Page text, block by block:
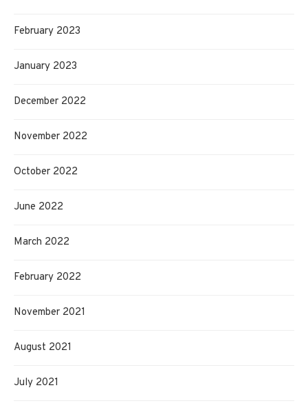
February 2023
January 2023
December 2022
November 2022
October 2022
June 2022
March 2022
February 2022
November 2021
August 2021
July 2021